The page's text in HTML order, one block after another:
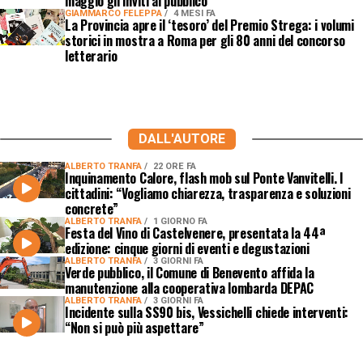
GIAMMARCO FELEPPA 4 MESI FA
La Provincia apre il ‘tesoro’ del Premio Strega: i volumi
storici in mostra a Roma per gli 80 anni del concorso
letterario
DALL'AUTORE
ALBERTO TRANFA 22 ORE FA
Inquinamento Calore, flash mob sul Ponte Vanvitelli. I
cittadini: “Vogliamo chiarezza, trasparenza e soluzioni
concrete”
ALBERTO TRANFA 1 GIORNO FA
Festa del Vino di Castelvenere, presentata la 44ª
edizione: cinque giorni di eventi e degustazioni
ALBERTO TRANFA 3 GIORNI FA
Verde pubblico, il Comune di Benevento affida la
manutenzione alla cooperativa lombarda DEPAC
ALBERTO TRANFA 3 GIORNI FA
Incidente sulla SS90 bis, Vessichelli chiede interventi:
“Non si può più aspettare”